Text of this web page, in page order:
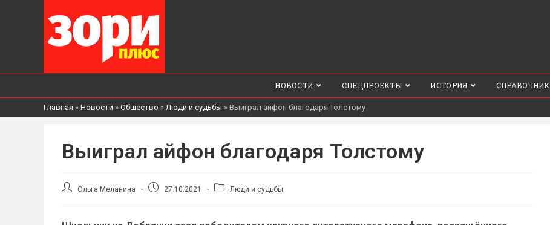
НОВОСТИ СПЕЦПРОЕКТЫ ИСТОРИЯ СПРАВОЧНИК
Главная » Новости » Общество »Люди и судьбы » Выиграл айфон благодаря Толстому
Выиграл айфон благодаря Толстому
АвторОльга Меланина
Запись27.10.2021
РубрикаЛюди и судьбы